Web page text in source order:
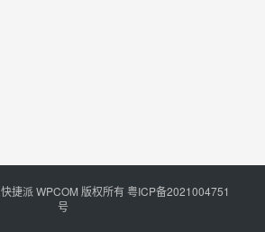
快捷派WPCOM 版权所有粤ICP备2021004751
号